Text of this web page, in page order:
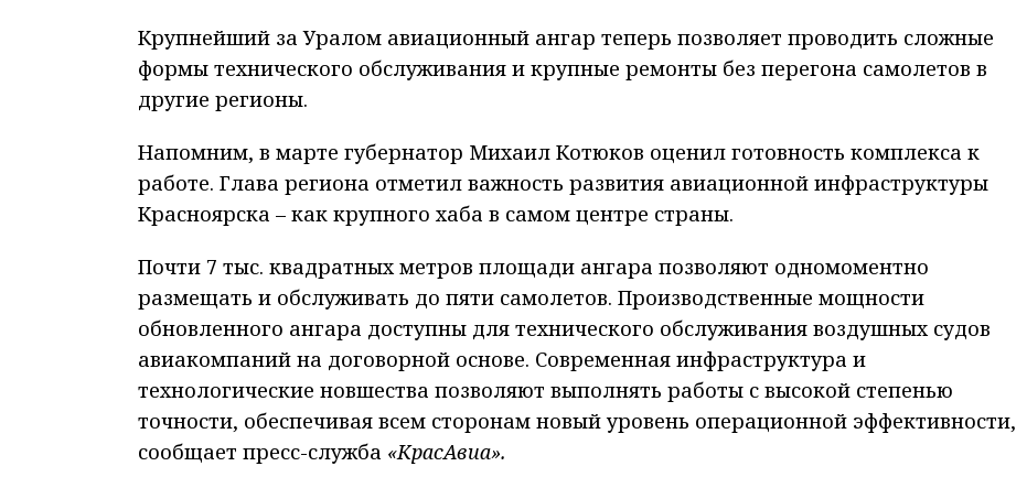
Крупнейший за Уралом авиационный ангар теперь позволяет проводить сложные
формы технического обслуживания и крупные ремонты без перегона самолетов в
другие регионы.
Напомним, в марте губернатор Михаил Котюков оценил готовность комплекса к
работе. Глава региона отметил важность развития авиационной инфраструктуры
Красноярска – как крупного хаба в самом центре страны.
Почти 7 тыс. квадратных метров площади ангара позволяют одномоментно
размещать и обслуживать до пяти самолетов. Производственные мощности
обновленного ангара доступны для технического обслуживания воздушных судов
авиакомпаний на договорной основе. Современная инфраструктура и
технологические новшества позволяют выполнять работы с высокой степенью
точности, обеспечивая всем сторонам новый уровень операционной эффективности,
сообщает пресс-служба «КрасАвиа».